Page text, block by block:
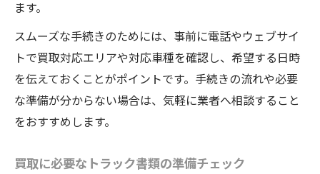
ます。
スムーズな手続きのためには、事前に電話やウェブサイ
トで買取対応エリアや対応車種を確認し、希望する日時
を伝えておくことがポイントです。手続きの流れや必要
な準備が分からない場合は、気軽に業者へ相談すること
をおすすめします。
買取に必要なトラック書類の準備チェック